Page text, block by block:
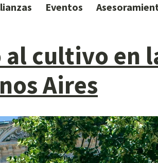
Eventos
al cultivo en
Aires